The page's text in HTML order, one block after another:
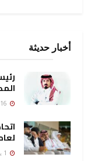
أخبار حديثة
لعام